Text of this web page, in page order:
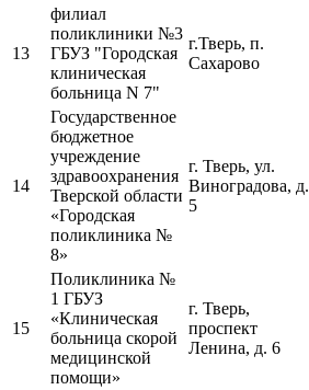
13
филиал
поликлиники №3
ГБУЗ "Городская
клиническая
больница N 7"
г.Тверь, п.
Сахарово
14
Государственное
бюджетное
учреждение
здравоохранения
Тверской области
«Городская
поликлиника №
8»
г. Тверь, ул.
Виноградова, д.
5
15
Поликлиника №
1 ГБУЗ
«Клиническая
больница скорой
медицинской
помощи»
г. Тверь,
проспект
Ленина, д. 6